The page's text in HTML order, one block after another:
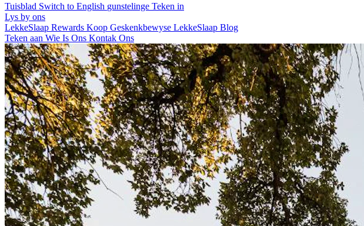
Tuisblad Switch to English gunstelinge Teken in
Lys by ons
LekkeSlaap Rewards Koop Geskenkbewyse LekkeSlaap Blog
Teken aan Wie Is Ons Kontak Ons